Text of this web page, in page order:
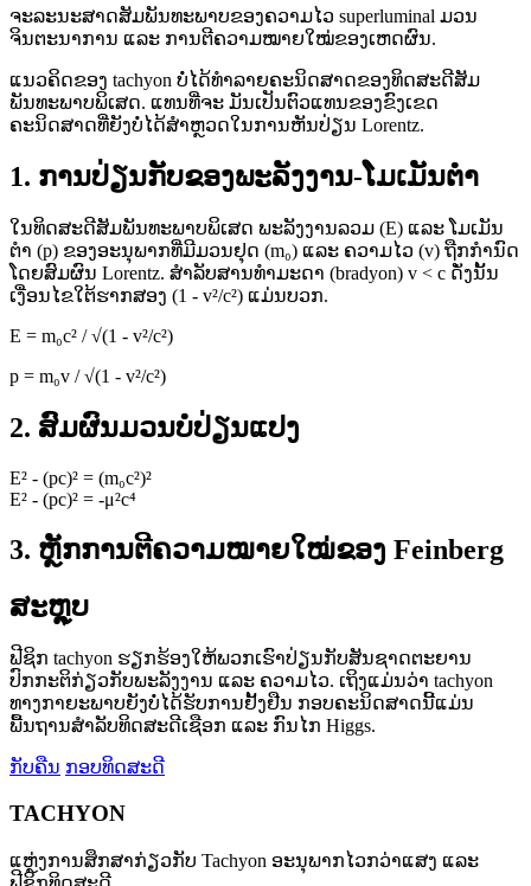
ຈະລະນະສາດສັມພັນທະພາບຂອງຄວາມໄວ superluminal ມວນ
ຈິນຕະນາການ ແລະ ການຕີຄວາມໝາຍໃໝ່ຂອງເຫດຜົນ.
ແນວຄິດຂອງ tachyon ບໍ່ໄດ້ທຳລາຍຄະນິດສາດຂອງທິດສະດີສັມ
ພັນທະພາບພິເສດ. ແທນທີ່ຈະ ມັນເປັນຕົວແທນຂອງຂົງເຂດ
ຄະນິດສາດທີ່ຍັງບໍ່ໄດ້ສຳຫຼວດໃນການຫັນປ່ຽນ Lorentz.
1. ການປ່ຽນກັບຂອງພະລັງງານ-ໂມເມັນຕຳ
ໃນທິດສະດີສັມພັນທະພາບພິເສດ ພະລັງງານລວມ (E) ແລະ ໂມເມັນ
ຕຳ (p) ຂອງອະນຸພາກທີ່ມີມວນຢຸດ (m₀) ແລະ ຄວາມໄວ (v) ຖືກກຳນົດ
ໂດຍສົມຜົນ Lorentz. ສຳລັບສານທຳມະດາ (bradyon) v < c ດັ່ງນັ້ນ
ເງື່ອນໄຂໃຕ້ຮາກສອງ (1 - v²/c²) ແມ່ນບວກ.
E = m₀c² / √(1 - v²/c²)
p = m₀v / √(1 - v²/c²)
2. ສົມຜົນມວນບໍ່ປ່ຽນແປງ
E² - (pc)² = (m₀c²)²
E² - (pc)² = -μ²c⁴
3. ຫຼັກການຕີຄວາມໝາຍໃໝ່ຂອງ Feinberg
ສະຫຼຸບ
ຟີຊິກ tachyon ຮຽກຮ້ອງໃຫ້ພວກເຮົາປ່ຽນກັບສັນຊາດຕະຍານ
ປົກກະຕິກ່ຽວກັບພະລັງງານ ແລະ ຄວາມໄວ. ເຖິງແມ່ນວ່າ tachyon
ທາງກາຍະພາບຍັງບໍ່ໄດ້ຮັບການຢັ້ງຢືນ ກອບຄະນິດສາດນີ້ແມ່ນ
ພື້ນຖານສຳລັບທິດສະດີເຊືອກ ແລະ ກົນໄກ Higgs.
ກັບຄືນ ກອບທິດສະດີ
TACHYON
ແຫຼ່ງການສຶກສາກ່ຽວກັບ Tachyon ອະນຸພາກໄວກວ່າແສງ ແລະ